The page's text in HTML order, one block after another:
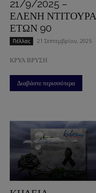
21/9/2025 –
ΕΛΕΝΗ ΝΤΙΤΟΥΡΑ
ΕΤΩΝ 90
Πέλλας 21 Σεπτεμβρίου, 2025
ΚΡΥΑ ΒΡΥΣΗ
Διαβάστε περισσότερα